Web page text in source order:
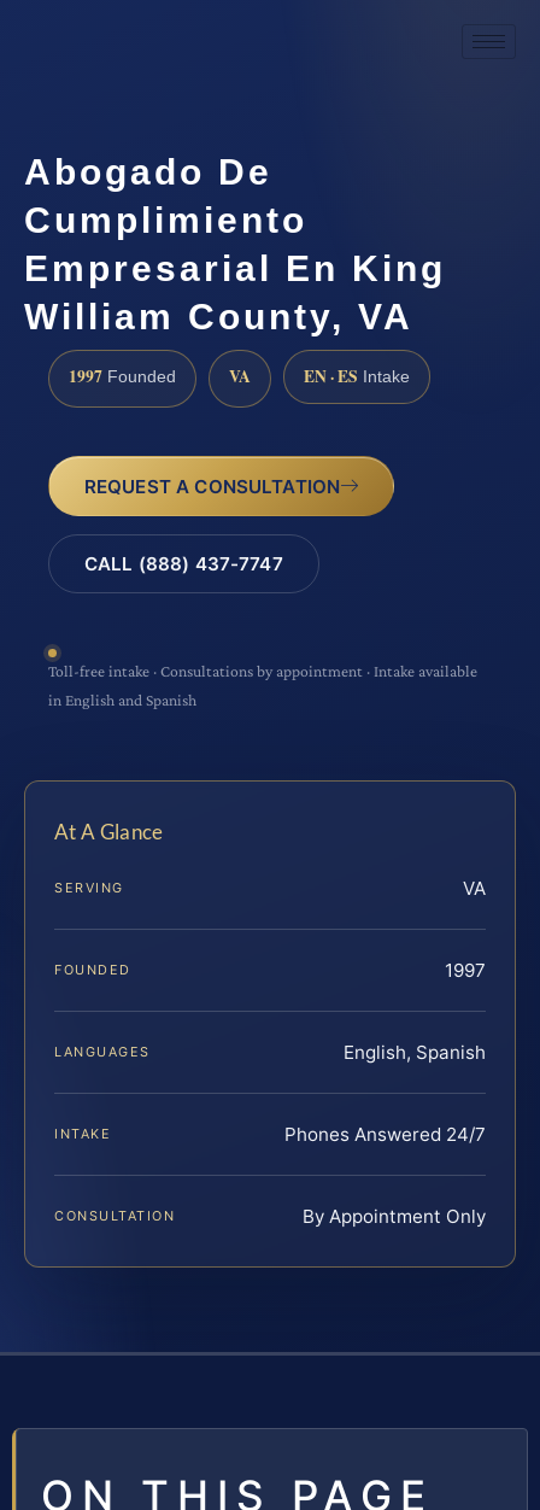
Abogado De
Cumplimiento
Empresarial En King
William County, VA
1997 Founded VA EN · ES Intake
REQUEST A CONSULTATION
CALL (888) 437-7747
Toll-free intake · Consultations by appointment · Intake available
in English and Spanish
At A Glance
SERVING VA
FOUNDED 1997
LANGUAGES English, Spanish
INTAKE Phones Answered 24/7
CONSULTATION By Appointment Only
ON THIS PAGE